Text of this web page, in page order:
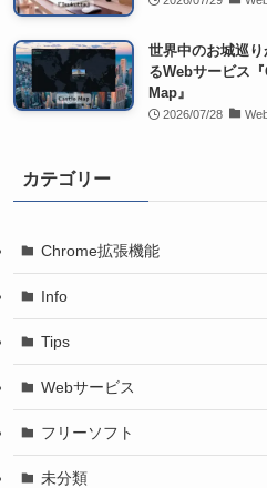
世界中のお城巡
るWebサービス
Map』
2026/07/28
カテゴリー
Chrome拡張機能
Info
Tips
Webサービス
フリーソフト
未分類